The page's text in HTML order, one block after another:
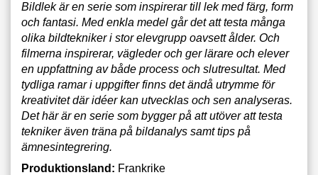
Bildlek är en serie som inspirerar till lek med färg, form
och fantasi. Med enkla medel går det att testa många
olika bildtekniker i stor elevgrupp oavsett ålder. Och
filmerna inspirerar, vägleder och ger lärare och elever
en uppfattning av både process och slutresultat. Med
tydliga ramar i uppgifter finns det ändå utrymme för
kreativitet där idéer kan utvecklas och sen analyseras.
Det här är en serie som bygger på att utöver att testa
tekniker även träna på bildanalys samt tips på
ämnesintegrering.
Produktionsland: Frankrike